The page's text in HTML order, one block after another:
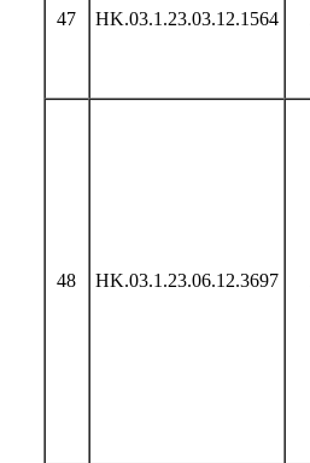
47 HK.03.1.23.03.12.1564
48 HK.03.1.23.06.12.3697